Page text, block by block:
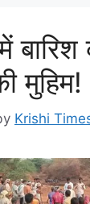
मुहिम!
Krishi